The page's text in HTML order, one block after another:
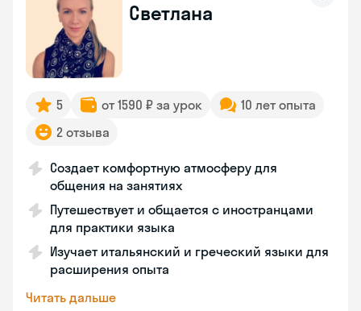
Светлана
5 от 1590 ₽ за урок
10 лет опыта
2 отзыва
Создает комфортную атмосферу для
общения на занятиях
Путешествует и общается с иностранцами
для практики языка
Изучает итальянский и греческий языки для
расширения опыта
Читать дальше